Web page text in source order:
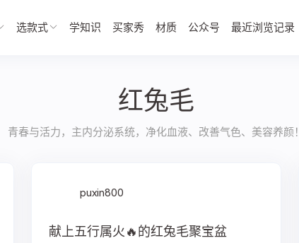
选款式 学知识 买家秀 材质 公众号 最近浏览记录
红兔毛
青春与活力，主内分泌系统，净化血液、改善气色、美容养颜！
puxin800
献上五行属火🔥的红兔毛聚宝盆